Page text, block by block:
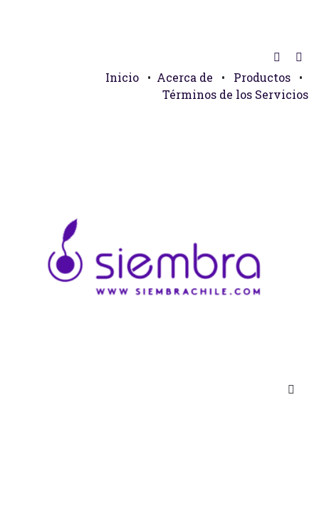
Inicio • Acerca de • Productos
•
Términos de los Servicios